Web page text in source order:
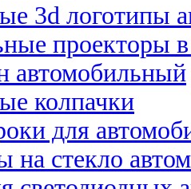
3d логотипы
проекторы
автомобильный
колпачки
для
на стекло